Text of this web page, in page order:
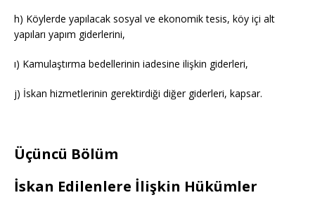
h) Köylerde yapılacak sosyal ve ekonomik tesis, köy içi alt
yapıları yapım giderlerini,
ı) Kamulaştırma bedellerinin iadesine ilişkin giderleri,
j) İskan hizmetlerinin gerektirdiği diğer giderleri, kapsar.
Üçüncü Bölüm
İskan Edilenlere İlişkin Hükümler